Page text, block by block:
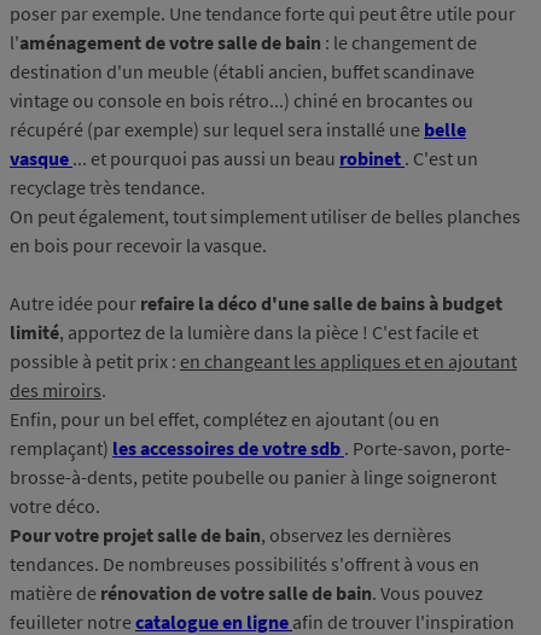
poser par exemple. Une tendance forte qui peut être utile pour
l'aménagement de votre salle de bain : le changement de
destination d'un meuble (établi ancien, buffet scandinave
vintage ou console en bois rétro...) chiné en brocantes ou
récupéré (par exemple) sur lequel sera installé une belle
vasque ... et pourquoi pas aussi un beau robinet . C'est un
recyclage très tendance.
On peut également, tout simplement utiliser de belles planches
en bois pour recevoir la vasque.
Autre idée pour refaire la déco d'une salle de bains à budget
limité, apportez de la lumière dans la pièce ! C'est facile et
possible à petit prix : en changeant les appliques et en ajoutant
des miroirs.
Enfin, pour un bel effet, complétez en ajoutant (ou en
remplaçant) les accessoires de votre sdb . Porte-savon, porte-
brosse-à-dents, petite poubelle ou panier à linge soigneront
votre déco.
Pour votre projet salle de bain, observez les dernières
tendances. De nombreuses possibilités s'offrent à vous en
matière de rénovation de votre salle de bain. Vous pouvez
feuilleter notrecatalogue en ligne afin de trouver l'inspiration